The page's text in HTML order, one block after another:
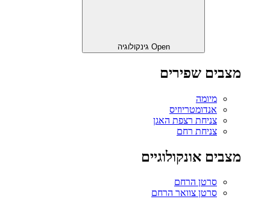
Open גינקולוגיה
מצבים שפירים
מיומה
אנדומטריוזיס
צניחת רצפת האגן
צניחת רחם
מצבים אונקולוגיים
סרטן הרחם
סרטן צוואר הרחם